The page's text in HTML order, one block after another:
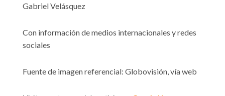
Gabriel Velásquez
Con información de medios internacionales y redes
sociales
Fuente de imagen referencial: Globovisión, vía web